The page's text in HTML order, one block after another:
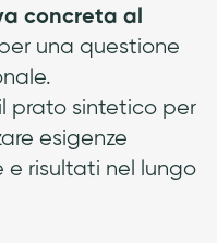
concreta al
una questione
prato sintetico per
esigenze
risultati nel lungo